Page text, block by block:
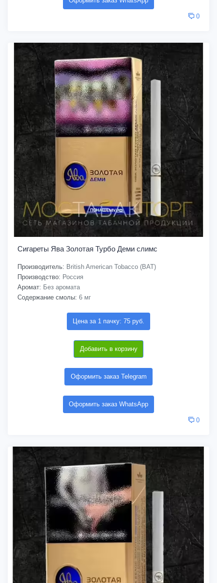
0
Сигареты Ява Золотая Турбо Деми слимс
Производитель: British American Tobacco (BAT)
Производство: Россия
Аромат: Без аромата
Содержание смолы: 6 мг
Цена за 1 пачку: 75 руб.
Добавить в корзину
Оформить заказ Telegram
Оформить заказ WhatsApp
0